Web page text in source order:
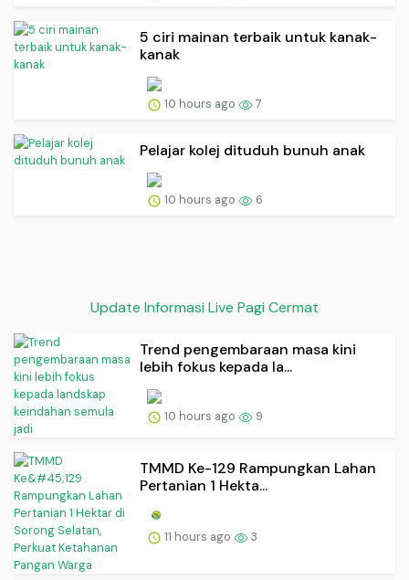
5 ciri mainan terbaik untuk kanak-
kanak
10 hours ago 7
Pelajar kolej dituduh bunuh anak
10 hours ago 6
Update Informasi Live Pagi Cermat
Trend pengembaraan masa kini
lebih fokus kepada la...
10 hours ago 9
TMMD Ke-129 Rampungkan Lahan
Pertanian 1 Hekta...
11 hours ago 3